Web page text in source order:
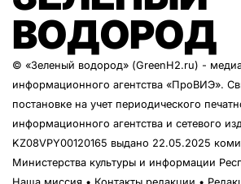
ВОДОРОД
© «Зеленый водород» (GreenH2.ru) -
информационного агентства «ПроВИЭ».
постановке на учет периодического
информационного агентства и сетевого
KZ08VPY00120165 выдано 22.05.2025
Министерства культуры и информации